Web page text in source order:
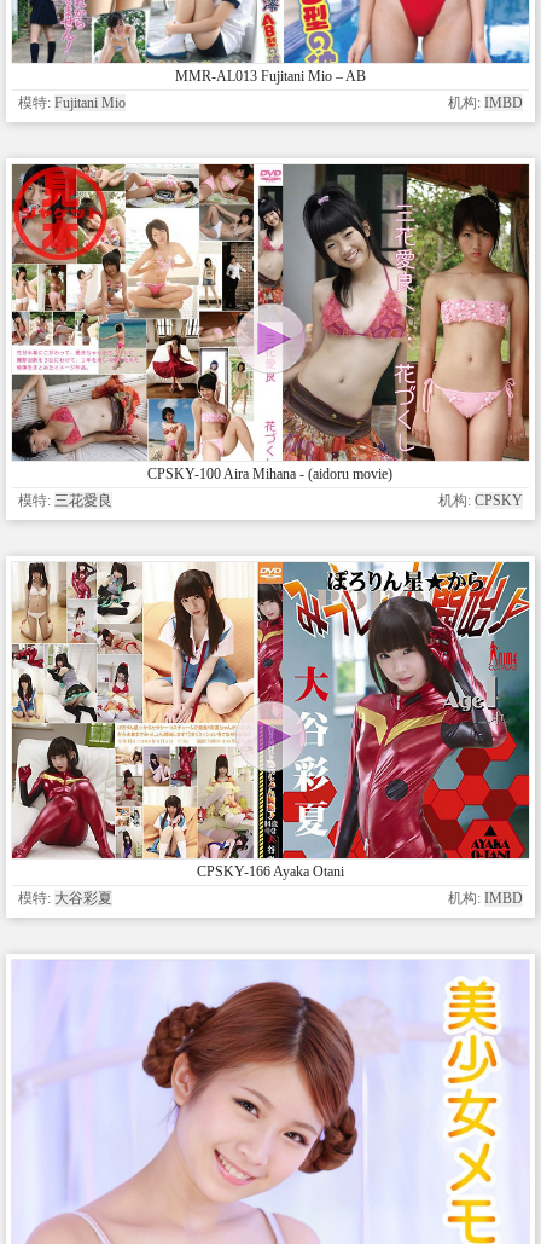
MMR-AL013 Fujitani Mio – AB
模特: Fujitani Mio 机构: IMBD
CPSKY-100 Aira Mihana - (aidoru movie)
模特: 三花愛良 机构: CPSKY
CPSKY-166 Ayaka Otani
模特: 大谷彩夏 机构: IMBD